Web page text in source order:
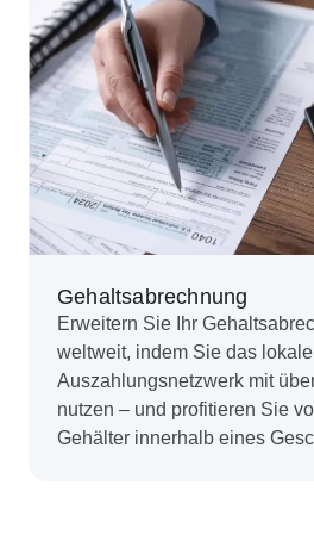
Gehaltsabrechnung
Erweitern Sie Ihr
weltweit, indem Sie das lokale
Auszahlungsnetzwerk mit
nutzen – und profitieren Sie
Gehälter innerhalb eines